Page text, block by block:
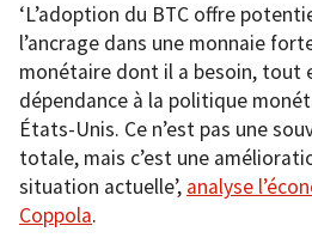
‘L’adoption du BTC offre
l’ancrage dans une monnaie
monétaire dont il a besoin, tout
dépendance à la politique
États-Unis. Ce n’est pas une
totale, mais c’est une
situation actuelle’, analyse
Coppola.